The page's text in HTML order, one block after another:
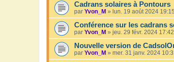
Cadrans solaires à Pontours
par Yvon_M » lun. 19 août 2024 19:15
Conférence sur les cadrans
par Yvon_M » jeu. 29 févr. 2024 17:42
Nouvelle version de
par Yvon_M » mer. 31 janv. 2024